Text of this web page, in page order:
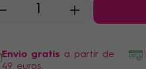
- +
Envio gratis a partir de
49 euros.